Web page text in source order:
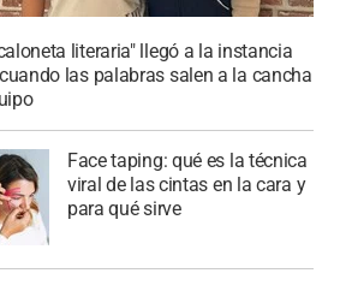
literaria" llegó a la instancia
las palabras salen a la cancha
Face taping: qué es la técnica
viral de las cintas en la cara y
para qué sirve